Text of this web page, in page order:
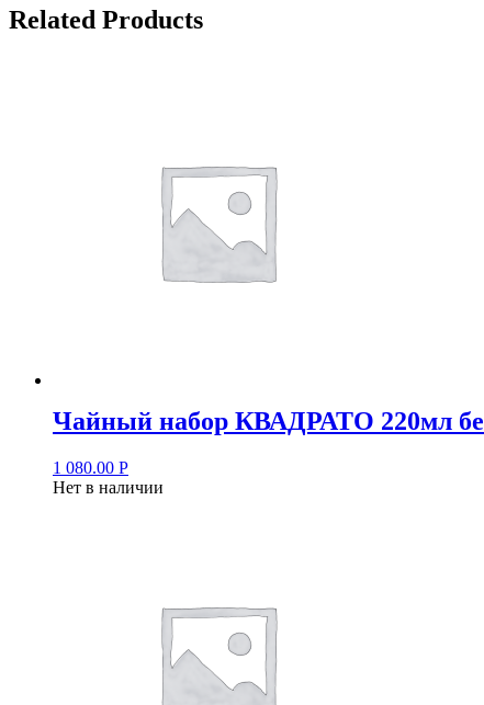
Related Products
Чайный набор КВАДРАТО 220мл
1 080.00 Р
Нет в наличии